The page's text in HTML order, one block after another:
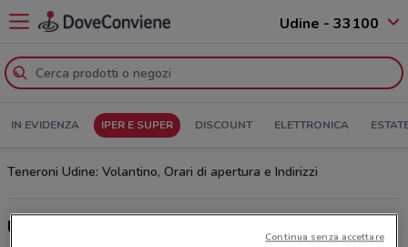
Udine - 33100
IN EVIDENZA IPER E SUPER DISCOUNT ELETTRONICA
Teneroni Udine: Volantino, Orari di apertura e Indirizzi
Ultime offerte del volantino TeneroniContinua senza accettare